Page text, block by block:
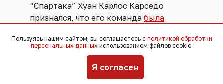
“Спартака” Хуан Карлос Карседо
признался, что его команда была
Пользуясь нашим сайтом, вы соглашаетесь с политикой обработки
персональных данных использованием файлов cookie.
Я согласен